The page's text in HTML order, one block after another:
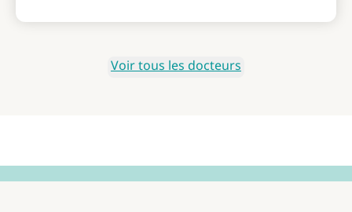
Voir tous les docteurs